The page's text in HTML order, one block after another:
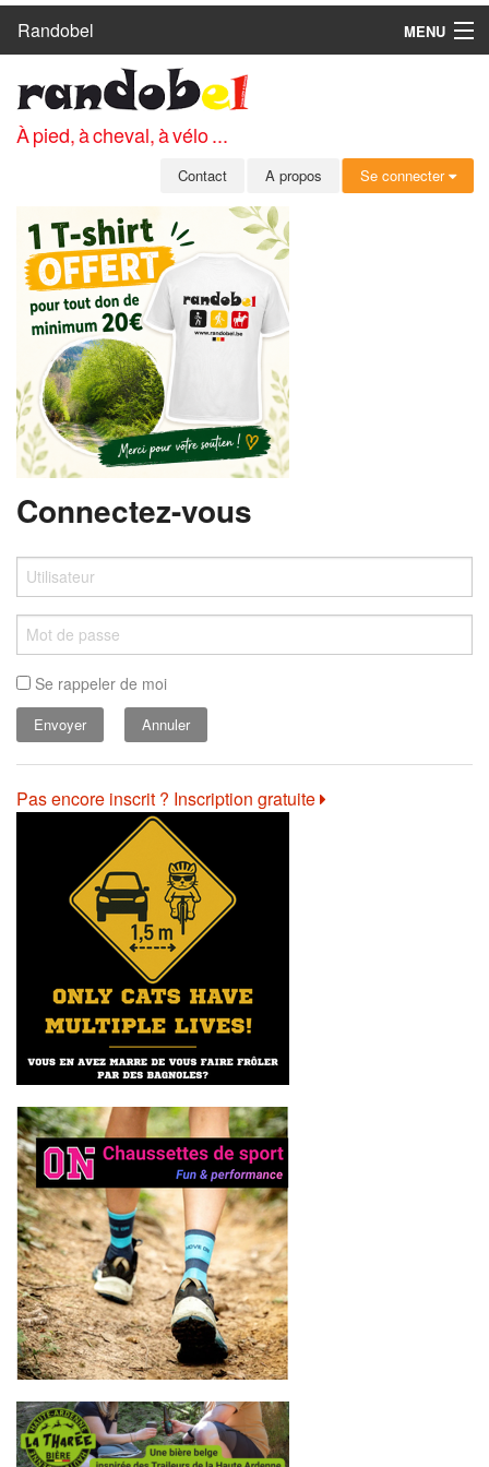
Randobel
MENU
CIRCUITS
CLUBS
MEMBRES
SE CONNECTER
INSCRIPTION GRATUITE
MOT DE PASSE OUBLIÉ
À pied, à cheval, à vélo ...
Contact A propos Se connecter
Connectez-vous
Se rappeler de moi
Annuler
Pas encore inscrit ? Inscription gratuite